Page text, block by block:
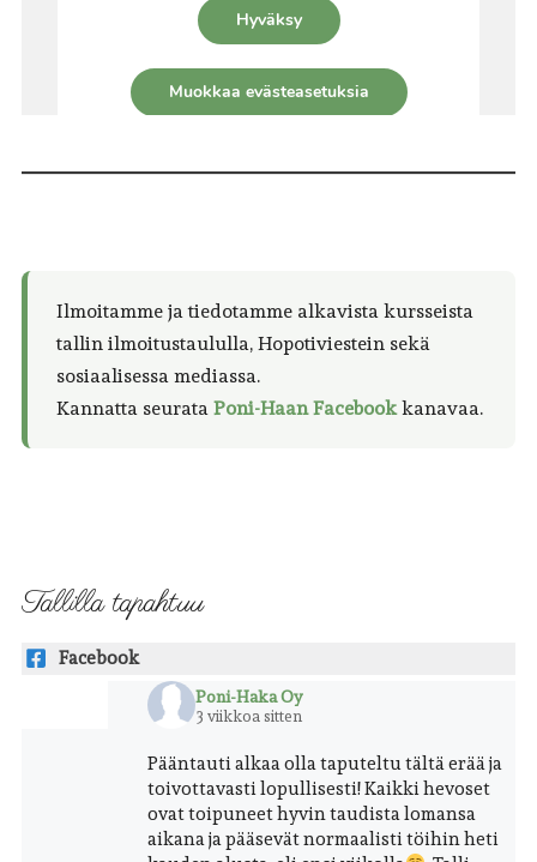
Ilmoitamme ja tiedotamme alkavista kursseista
tallin ilmoitustaululla, Hopotiviestein sekä
sosiaalisessa mediassa.
Kannatta seurata Poni-Haan Facebookkanavaa.
Tallilla tapahtuu
Facebook
Poni-Haka Oy
3 viikkoa sitten
Pääntauti alkaa olla taputeltu tältä erää ja
toivottavasti lopullisesti! Kaikki hevoset
ovat toipuneet hyvin taudista lomansa
aikana ja pääsevät normaalisti töihin heti